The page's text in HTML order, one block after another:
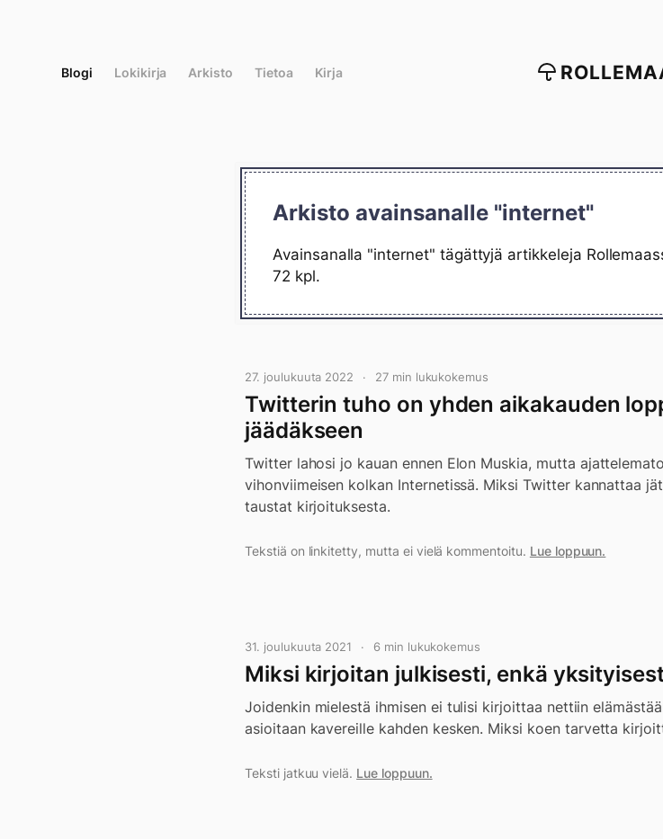
Blogi Lokikirja Arkisto Tietoa Kirja
Arkisto avainsanalle "internet"
Avainsanalla "internet" tägättyjä artikkeleja
72 kpl.
27. joulukuuta 2022 27 min lukukokemus
Twitterin tuho on yhden aikakauden
jäädäkseen
Twitter lahosi jo kauan ennen Elon Muskia, mutta
vihonviimeisen kolkan Internetissä. Miksi Twitter kannattaa
taustat kirjoituksesta.
Tekstiä on linkitetty, mutta ei vielä kommentoitu. Lue loppuun.
31. joulukuuta 2021 6 min lukukokemus
Miksi kirjoitan julkisesti, enkä
Joidenkin mielestä ihmisen ei tulisi kirjoittaa nettiin
asioitaan kavereille kahden kesken. Miksi koen tarvetta
Teksti jatkuu vielä. Lue loppuun.